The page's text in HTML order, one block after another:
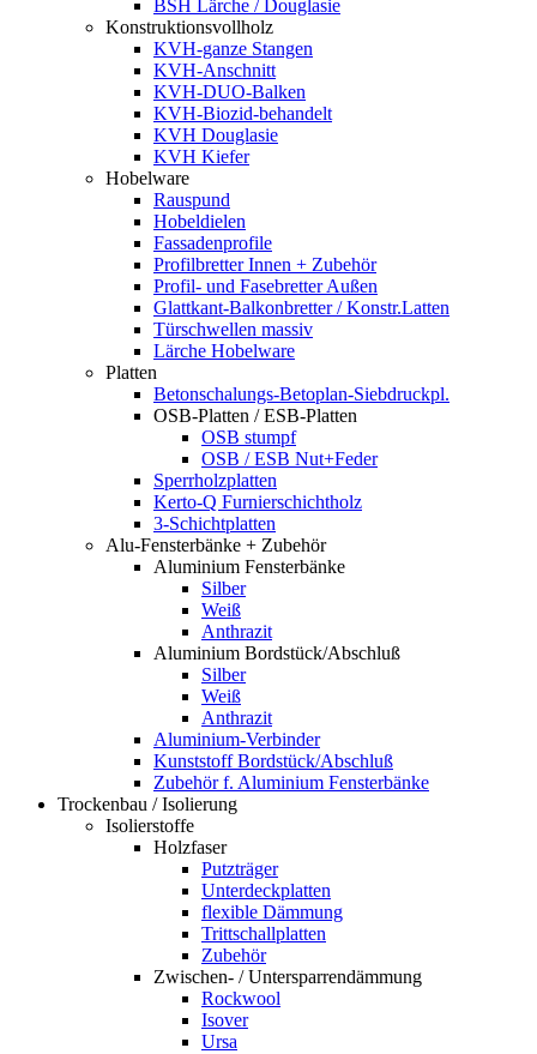
BSH Lärche / Douglasie
Konstruktionsvollholz
KVH-ganze Stangen
KVH-Anschnitt
KVH-DUO-Balken
KVH-Biozid-behandelt
KVH Douglasie
KVH Kiefer
Hobelware
Rauspund
Hobeldielen
Fassadenprofile
Profilbretter Innen + Zubehör
Profil- und Fasebretter Außen
Glattkant-Balkonbretter / Konstr.Latten
Türschwellen massiv
Lärche Hobelware
Platten
Betonschalungs-Betoplan-Siebdruckpl.
OSB-Platten / ESB-Platten
OSB stumpf
OSB / ESB Nut+Feder
Sperrholzplatten
Kerto-Q Furnierschichtholz
3-Schichtplatten
Alu-Fensterbänke + Zubehör
Aluminium Fensterbänke
Silber
Weiß
Anthrazit
Aluminium Bordstück/Abschluß
Silber
Weiß
Anthrazit
Aluminium-Verbinder
Kunststoff Bordstück/Abschluß
Zubehör f. Aluminium Fensterbänke
Trockenbau / Isolierung
Isolierstoffe
Holzfaser
Putzträger
Unterdeckplatten
flexible Dämmung
Trittschallplatten
Zubehör
Zwischen- / Untersparrendämmung
Rockwool
Isover
Ursa